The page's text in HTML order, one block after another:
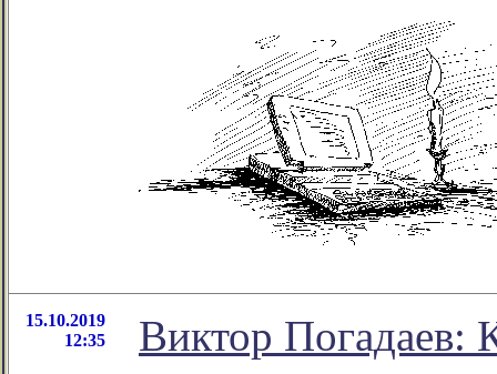
15.10.2019
12:35
Виктор Погадаев: